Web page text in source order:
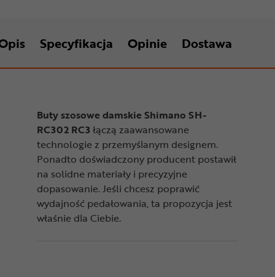
Specyfikacja Opinie Dostawa
Buty szosowe damskie Shimano SH-
RC302 RC3łączą zaawansowane
technologie z przemyślanym designem.
Ponadto doświadczony producent postawił
na solidne materiały i precyzyjne
dopasowanie. Jeśli chcesz poprawić
wydajność pedałowania, ta propozycja jest
właśnie dla Ciebie.